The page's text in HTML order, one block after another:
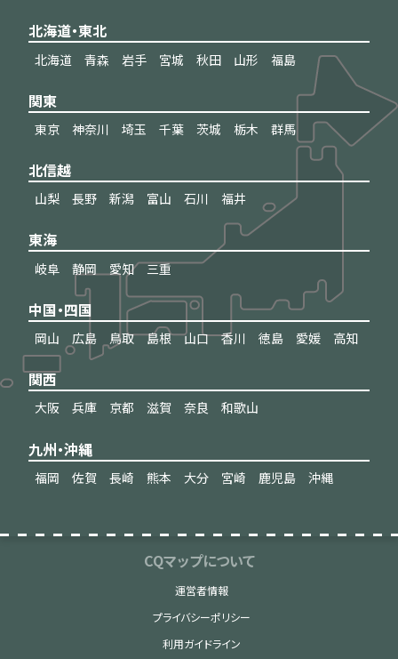
北海道・東北
北海道 青森 岩手 宮城 秋田 山形 福島
関東
東京 神奈川 埼玉 千葉 茨城 栃木 群馬
北信越
山梨 長野 新潟 富山 石川 福井
東海
岐阜 静岡 愛知 三重
中国・四国
岡山 広島 鳥取 島根 山口 香川 徳島 愛媛 高知
関西
大阪 兵庫 京都 滋賀 奈良 和歌山
九州・沖縄
福岡 佐賀 長崎 熊本 大分 宮崎 鹿児島 沖縄
CQマップについて
運営者情報
プライバシーポリシー
利用ガイドライン